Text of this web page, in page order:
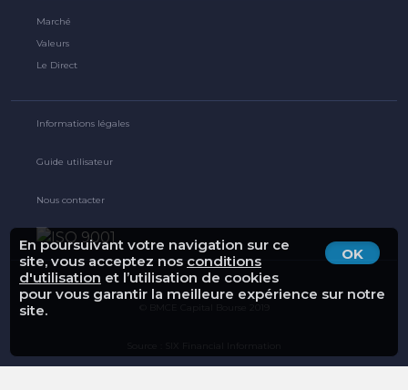
OK
En poursuivant votre navigation sur ce
site, vous acceptez nos conditions
d'utilisation et l’utilisation de cookies
pour vous garantir la meilleure expérience sur notre
site.
Marché
Valeurs
Le Direct
Informations légales
Guide utilisateur
Nous contacter